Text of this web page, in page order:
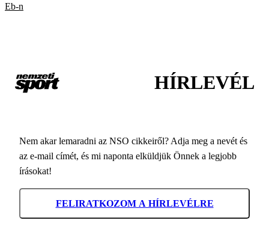
Eb-n
HÍRLEVÉL
Nem akar lemaradni az NSO cikkeiről? Adja meg a nevét és
az e-mail címét, és mi naponta elküldjük Önnek a legjobb
írásokat!
FELIRATKOZOM A HÍRLEVÉLRE